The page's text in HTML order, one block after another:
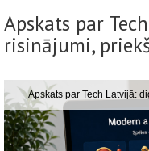
Apskats par
risinājumi,
Apskats par Tech Latvijā: